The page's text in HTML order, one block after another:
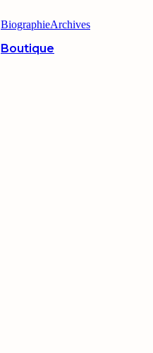
BiographieArchives
Boutique